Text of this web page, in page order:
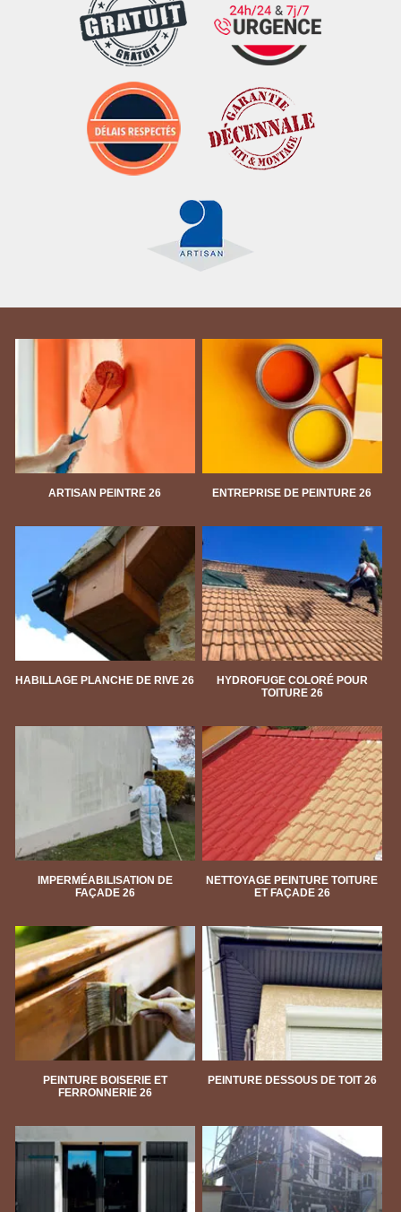
ARTISAN PEINTRE 26 ENTREPRISE DE PEINTURE 26
HABILLAGE PLANCHE DE RIVE 26
HYDROFUGE COLORÉ POUR
TOITURE 26
IMPERMÉABILISATION DE
FAÇADE 26
NETTOYAGE PEINTURE TOITURE
ET FAÇADE 26
PEINTURE BOISERIE ET
FERRONNERIE 26
PEINTURE DESSOUS DE TOIT 26